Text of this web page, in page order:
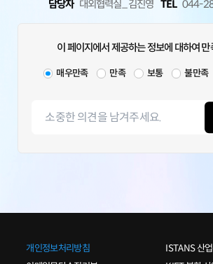
담당자 대외협력실_ 김진영 TEL 044-
이 페이지에서 제공하는 정보에 대하여
매우만족 만족 보통 불만족
개인정보처리방침
ISTANS 산